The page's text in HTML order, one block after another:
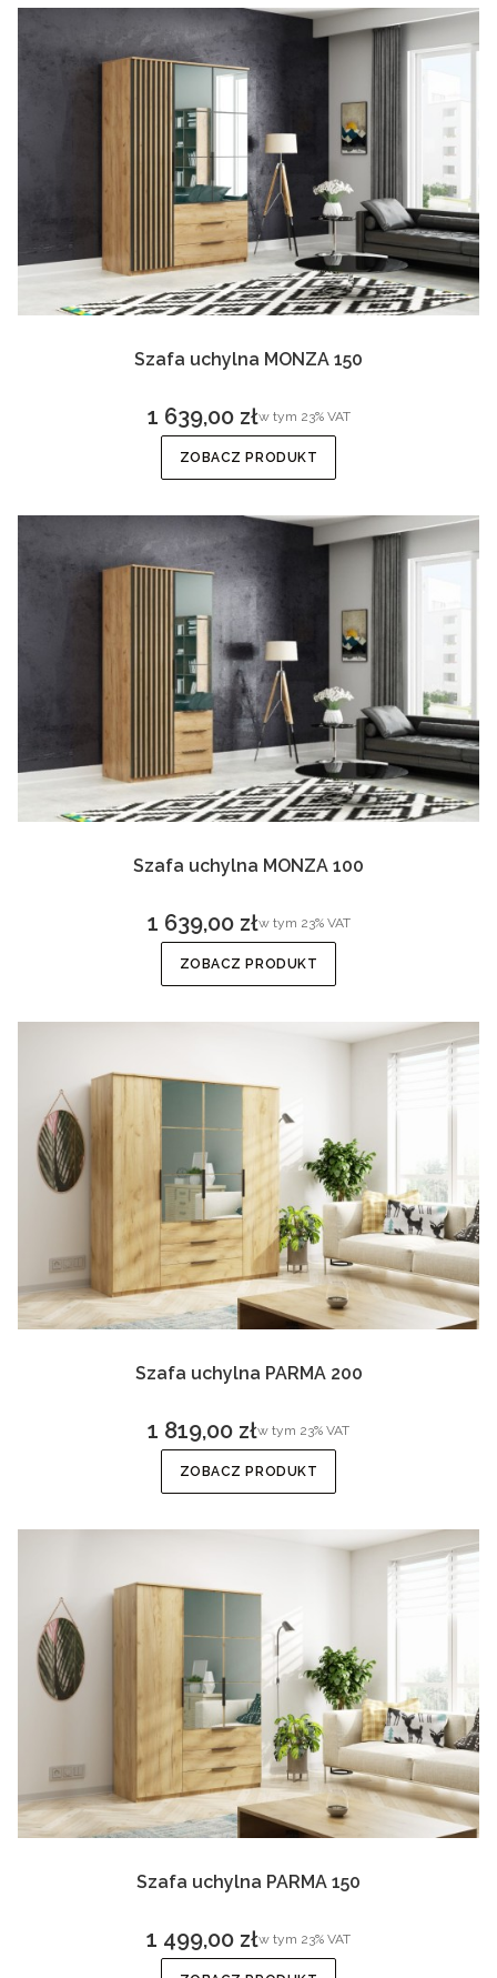
Szafa uchylna MONZA 150
Cena brutto
1 639,00 złw tym %s VAT
w tym 23%VAT
ZOBACZ PRODUKT
Szafa uchylna MONZA 100
Cena brutto
1 639,00 złw tym %s VAT
w tym 23%VAT
ZOBACZ PRODUKT
Szafa uchylna PARMA 200
Cena brutto
1 819,00 złw tym %s VAT
w tym 23% VAT
ZOBACZ PRODUKT
Szafa uchylna PARMA 150
Cena brutto
1 499,00 złw tym %s VAT
w tym 23% VAT